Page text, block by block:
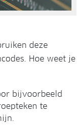
deze
Hoe weet je
bijvoorbeeld
te